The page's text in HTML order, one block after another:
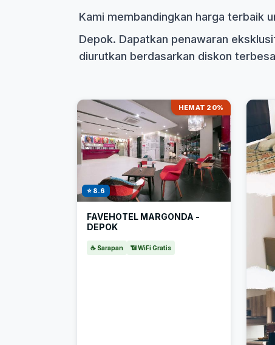
Kami membandingkan harga terbaik
Depok. Dapatkan penawaran
diurutkan berdasarkan diskon
HEMAT 20%
⭐ 8.6
FAVEHOTEL MARGONDA -
DEPOK
☕ Sarapan 📶 WiFi Gratis